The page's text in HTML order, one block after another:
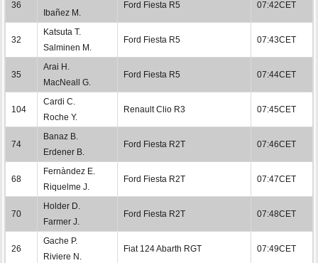
36
Ibañez M.
Ford Fiesta R5 07:42CET
32
Katsuta T.
Salminen M.
Ford Fiesta R5 07:43CET
35
Arai H.
MacNeall G.
Ford Fiesta R5 07:44CET
104
Cardi C.
Roche Y.
Renault Clio R3 07:45CET
74
Banaz B.
Erdener B.
Ford Fiesta R2T 07:46CET
68
Fernàndez E.
Riquelme J.
Ford Fiesta R2T 07:47CET
70
Holder D.
Farmer J.
Ford Fiesta R2T 07:48CET
26
Gache P.
Riviere N.
Fiat 124 Abarth RGT 07:49CET